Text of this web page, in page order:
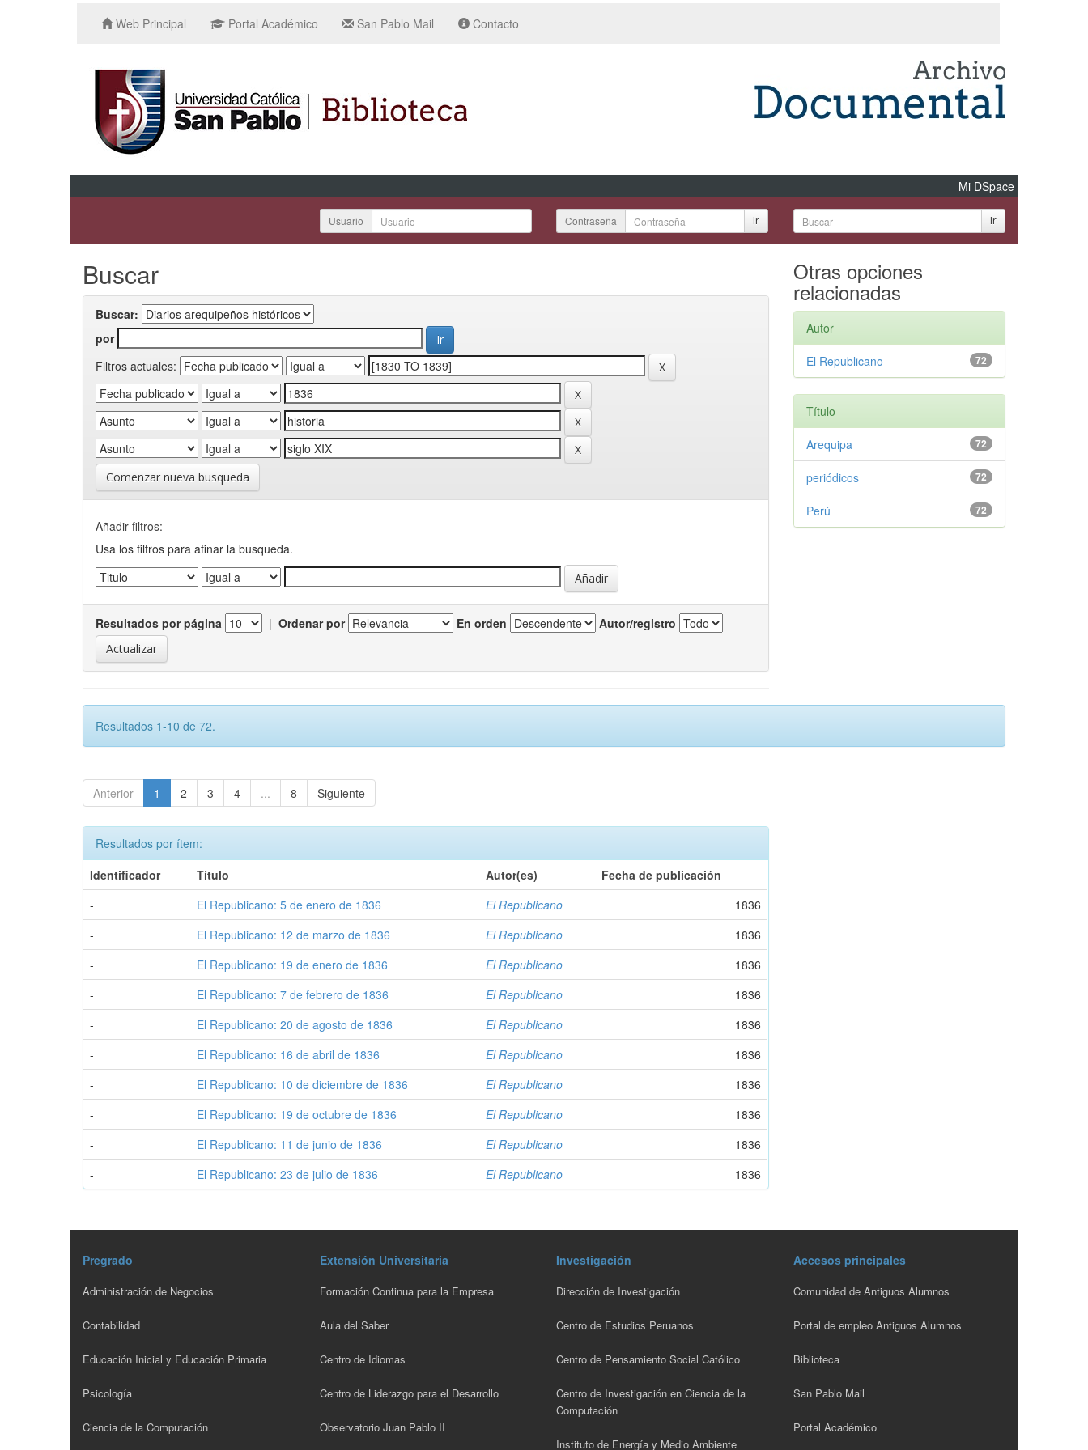
Web Principal Portal Académico San Pablo Mail Contacto
Mi DSpace
Usuario Contraseña Ir Ir
Buscar
Buscar:
por
Filtros actuales:
Comenzar nueva busqueda
Añadir filtros:
Usa los filtros para afinar la busqueda.
Resultados por página | Ordenar por En orden Autor/registro
Resultados 1-10 de 72.
Anterior 1 2 3 4 ... 8 Siguiente
Resultados por ítem:
Identificador
Título Autor(es)
Fecha de publicación
-
El Republicano: 5 de enero de 1836 El Republicano
1836
-
El Republicano: 12 de marzo de 1836 El Republicano
1836
-
El Republicano: 19 de enero de 1836 El Republicano
1836
-
El Republicano: 7 de febrero de 1836 El Republicano
1836
-
El Republicano: 20 de agosto de 1836 El Republicano
1836
-
El Republicano: 16 de abril de 1836 El Republicano
1836
-
El Republicano: 10 de diciembre de 1836 El Republicano
1836
-
El Republicano: 19 de octubre de 1836 El Republicano
1836
-
El Republicano: 11 de junio de 1836 El Republicano
1836
-
El Republicano: 23 de julio de 1836 El Republicano 1836
Otras opciones
relacionadas
Autor
72
El Republicano
Título
72
Arequipa
72
periódicos
72
Perú
Pregrado
Administración de Negocios
Contabilidad
Educación Inicial y Educación Primaria
Psicología
Ciencia de la Computación
Extensión Universitaria
Formación Continua para la Empresa
Aula del Saber
Centro de Idiomas
Centro de Liderazgo para el Desarrollo
Observatorio Juan Pablo II
Investigación
Dirección de Investigación
Centro de Estudios Peruanos
Centro de Pensamiento Social Católico
Centro de Investigación en Ciencia de la
Computación
Instituto de Energía y Medio Ambiente
Accesos principales
Comunidad de Antiguos Alumnos
Portal de empleo Antiguos Alumnos
Biblioteca
San Pablo Mail
Portal Académico